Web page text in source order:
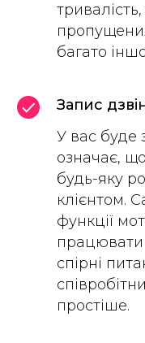
багато
Запис
У вас буде
означає,
будь-яку
клієнтом.
функції
працювати
спірні
простіше.